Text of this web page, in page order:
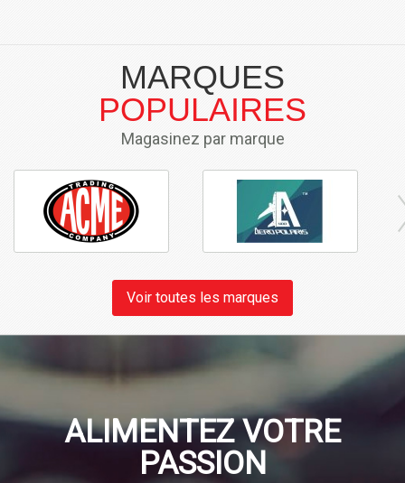
MARQUES
POPULAIRES
Magasinez par marque
Voir toutes les marques
ALIMENTEZ VOTRE
PASSION